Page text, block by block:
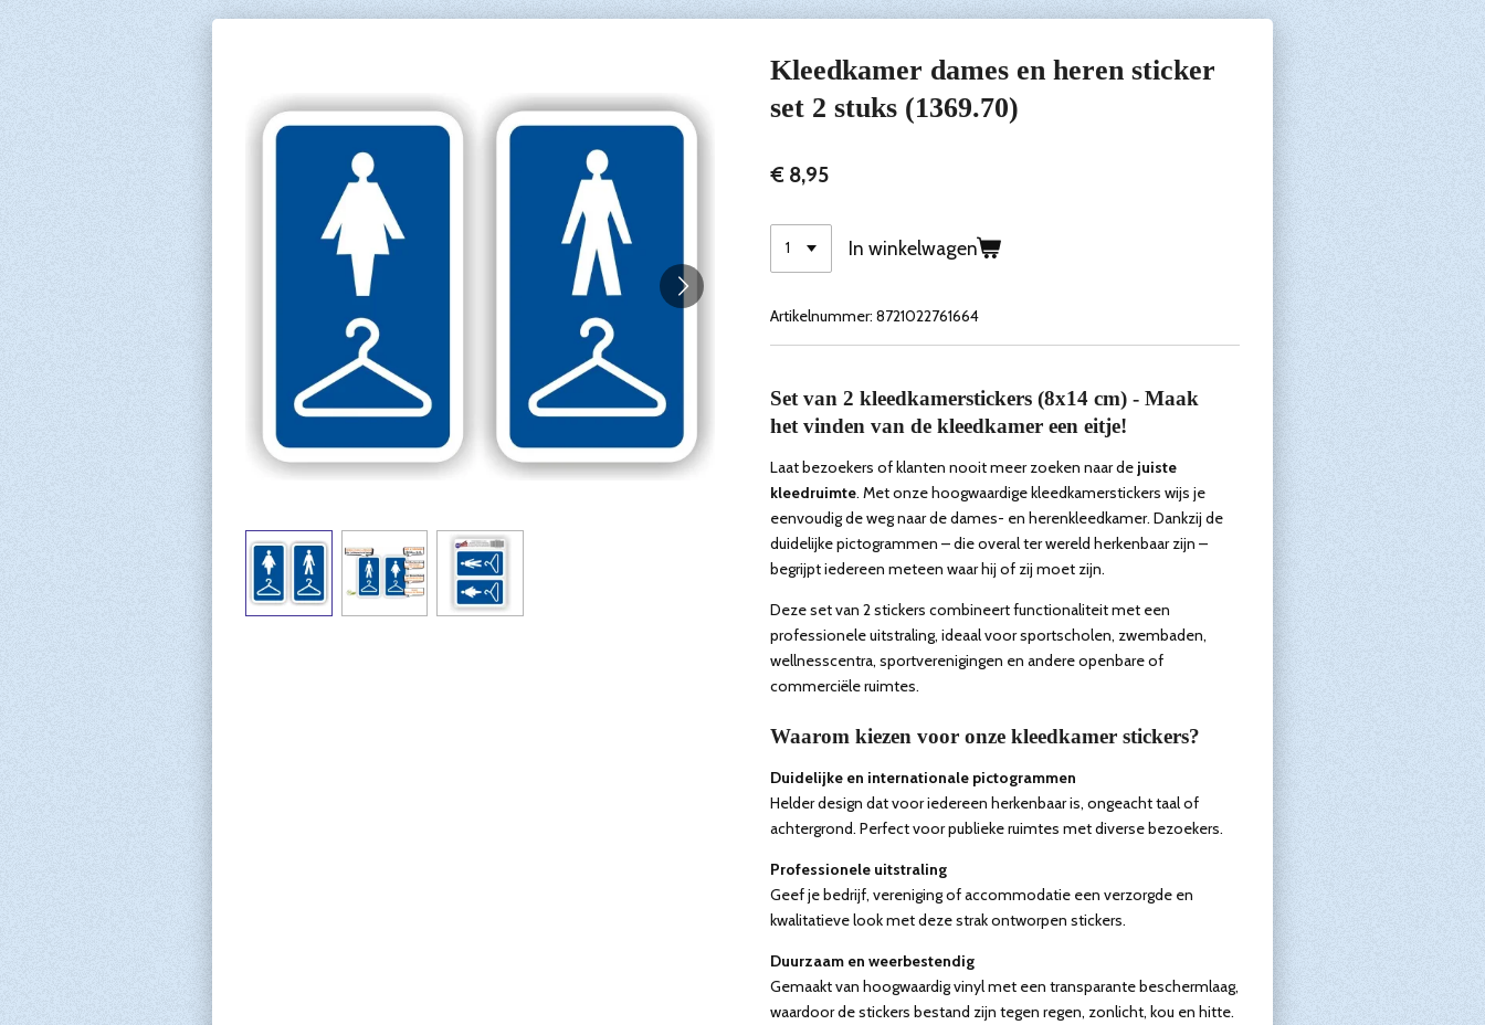
Kleedkamer dames en heren sticker
set 2 stuks (1369.70)
€ 8,95
In winkelwagen
Artikelnummer: 8721022761664
Set van 2 kleedkamerstickers (8x14 cm) - Maak
het vinden van de kleedkamer een eitje!
Laat bezoekers of klanten nooit meer zoeken naar de juiste
kleedruimte. Met onze hoogwaardige kleedkamerstickers wijs je
eenvoudig de weg naar de dames- en herenkleedkamer. Dankzij de
duidelijke pictogrammen – die overal ter wereld herkenbaar zijn –
begrijpt iedereen meteen waar hij of zij moet zijn.
Deze set van 2 stickers combineert functionaliteit met een
professionele uitstraling, ideaal voor sportscholen, zwembaden,
wellnesscentra, sportverenigingen en andere openbare of
commerciële ruimtes.
Waarom kiezen voor onze kleedkamer stickers?
Duidelijke en internationale pictogrammen
Helder design dat voor iedereen herkenbaar is, ongeacht taal of
achtergrond. Perfect voor publieke ruimtes met diverse bezoekers.
Professionele uitstraling
Geef je bedrijf, vereniging of accommodatie een verzorgde en
kwalitatieve look met deze strak ontworpen stickers.
Duurzaam en weerbestendig
Gemaakt van hoogwaardig vinyl met een transparante beschermlaag,
waardoor de stickers bestand zijn tegen regen, zonlicht, kou en hitte.